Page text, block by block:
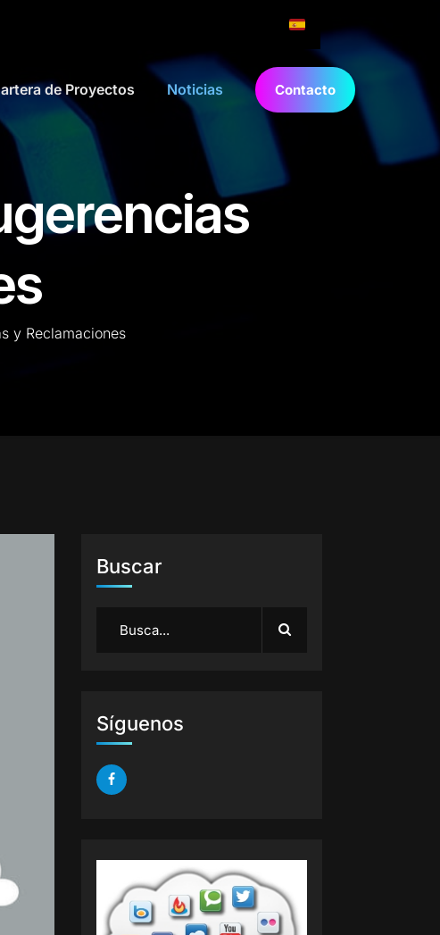
de Proyectos Noticias Contacto
y Reclamaciones
Buscar
Síguenos